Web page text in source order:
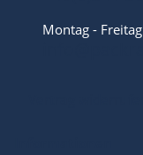
Montag -